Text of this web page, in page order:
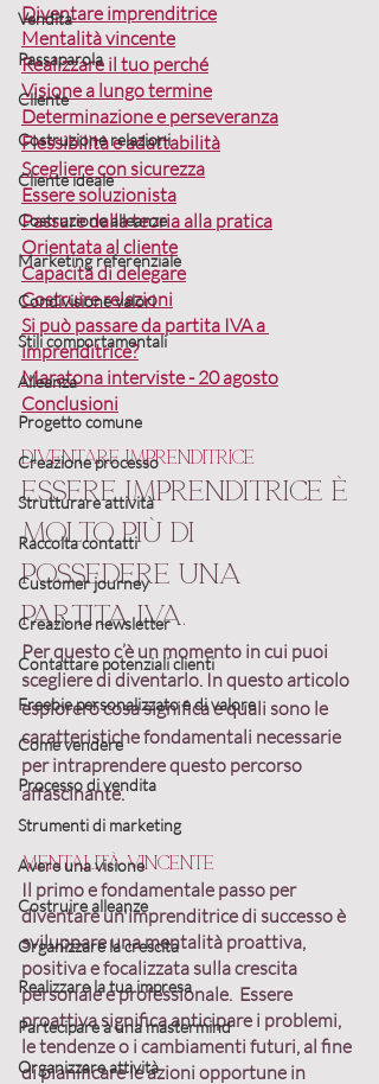
Vendita
Passaparola
Cliente
Costruzione relazioni
Cliente ideale
Costruzione alleanze
Marketing referenziale
Condivisione valori
Stili comportamentali
Alleanza
Progetto comune
Creazione processo
Strutturare attività
Raccolta contatti
Customer journey
Creazione newsletter
Contattare potenziali clienti
Freebie personalizzato e di valore
Come vendere
Processo di vendita
Strumenti di marketing
Avere una visione
Costruire alleanze
Organizzare la crescita
Realizzare la tua impresa
Partecipare a una mastermind
Organizzare attività
Diventare imprenditrice
Mentalità vincente
Realizzare il tuo perché
Visione a lungo termine
Determinazione e perseveranza
Flessibilità e adattabilità
Scegliere con sicurezza
Essere soluzionista
Passare dalla teoria alla pratica
Orientata al cliente
Capacità di delegare
Costruire relazioni
Si può passare da partita IVA a
imprenditrice?
Maratona interviste - 20 agosto
Conclusioni
Diventare imprenditrice
Essere imprenditrice è
molto più di
possedere una
partita IVA.
Per questo c’è un momento in cui puoi
scegliere di diventarlo. In questo articolo
esplorerò cosa significa e quali sono le
caratteristiche fondamentali necessarie
per intraprendere questo percorso
affascinante.
Mentalità vincente
Il primo e fondamentale passo per
diventare un'imprenditrice di successo è
sviluppare una mentalità proattiva,
positiva e focalizzata sulla crescita
personale e professionale.  Essere
proattiva significa anticipare i problemi,
le tendenze o i cambiamenti futuri, al fine
di pianificare le azioni opportune in